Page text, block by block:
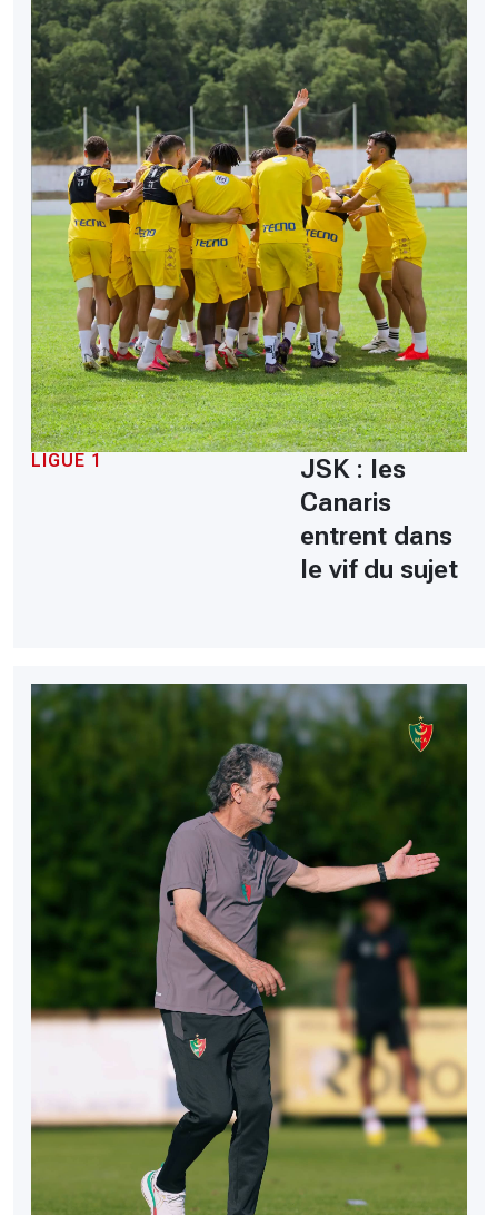
LIGUE 1
JSK : les
Canaris
entrent dans
le vif du sujet